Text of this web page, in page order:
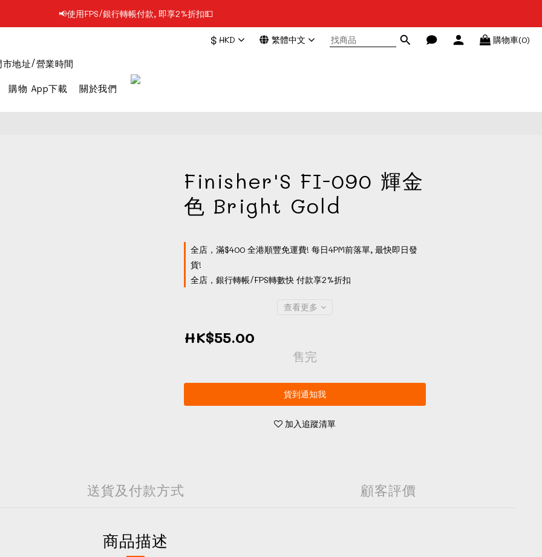
📢凡購物滿$199 順豐自提點免運費📦📦
📢使用FPS/銀行轉帳付款, 即享2%折扣💵
$ HKD 繁體中文 購物車(0)
市地址/營業時間
購物 App下載 關於我們
Finisher'S FI-090 輝金
色 Bright Gold
全店，滿$400 全港順豐免運費! 每日4PM前落單, 最快即日發
貨!
全店，銀行轉帳/FPS轉數快 付款享2%折扣
查看更多
HK$55.00
售完
貨到通知我
加入追蹤清單
送貨及付款方式 顧客評價
商品描述